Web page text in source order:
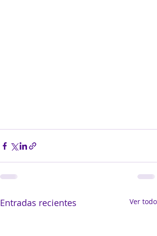
Entradas recientes Ver todo